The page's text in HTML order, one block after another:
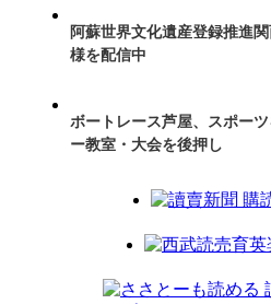
阿蘇世界文化遺産登録推進
様を配信中
ボートレース芦屋、スポー
ー教室・大会を後押し